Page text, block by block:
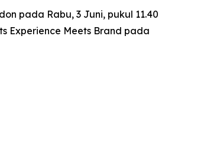
pada Rabu, 3 Juni, pukul 11.40
Experience Meets Brand pada